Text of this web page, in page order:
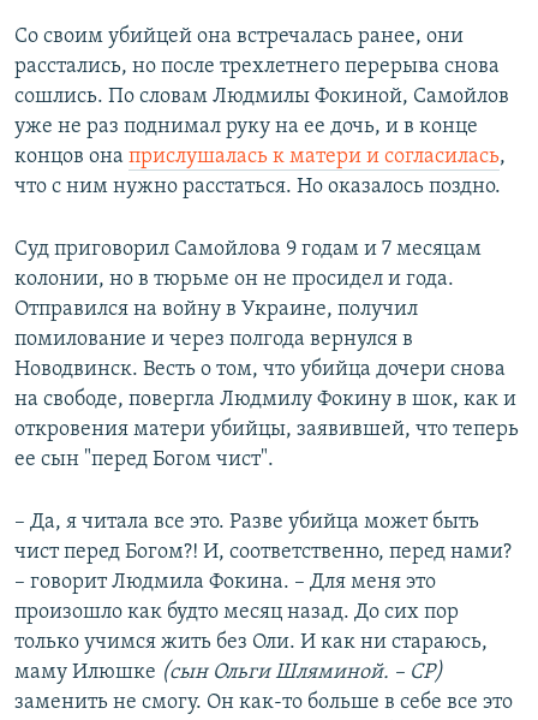
Со своим убийцей она встречалась ранее, они
расстались, но после трехлетнего перерыва снова
сошлись. По словам Людмилы Фокиной, Самойлов
уже не раз поднимал руку на ее дочь, и в конце
концов она прислушалась к матери и согласилась,
что с ним нужно расстаться. Но оказалось поздно.
Суд приговорил Самойлова 9 годам и 7 месяцам
колонии, но в тюрьме он не просидел и года.
Отправился на войну в Украине, получил
помилование и через полгода вернулся в
Новодвинск. Весть о том, что убийца дочери снова
на свободе, повергла Людмилу Фокину в шок, как и
откровения матери убийцы, заявившей, что теперь
ее сын "перед Богом чист".
– Да, я читала все это. Разве убийца может быть
чист перед Богом?! И, соответственно, перед нами?
– говорит Людмила Фокина. – Для меня это
произошло как будто месяц назад. До сих пор
только учимся жить без Оли. И как ни стараюсь,
маму Илюшке (сын Ольги Шляминой. – СР)
заменить не смогу. Он как-то больше в себе все это